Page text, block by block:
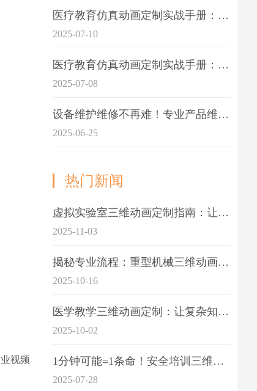
视频
医疗教育仿真动画定制实战手册：击破传统医学教育7大痛点
2025-07-10
医疗教育仿真动画定制实战手册：解决传统教学的7大痛点
2025-07-08
设备维护维修不再难！专业产品维护三维动画演示定制指南
2025-06-25
热门新闻
虚拟实验室三维动画定制指南：让科学教学更生动
2025-11-03
揭秘专业流程：重型机械三维动画制作的5大关键步骤
2025-10-16
医学教学三维动画定制：让复杂知识一目了
2025-10-02
1分钟可能=1条命！安全培训三维动画制作成本效益深度拆解
2025-07-28